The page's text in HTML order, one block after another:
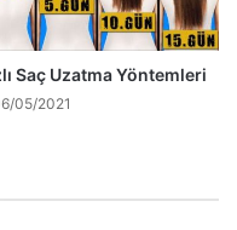
Saç Uzatma Yöntemleri
05/2021